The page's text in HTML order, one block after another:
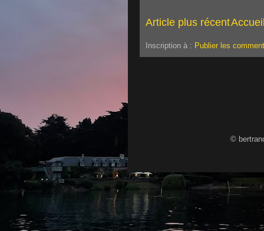
Article plus récent
Inscription à : Publier les
©